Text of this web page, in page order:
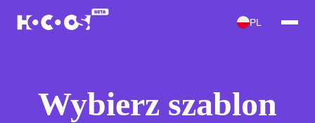
PL
Wybierz szablon